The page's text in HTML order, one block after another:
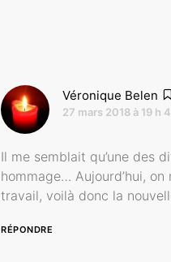
Véronique Belen
27 mars 2018 à 19 h
Il me semblait qu’une des
hommage… Aujourd’hui,
travail, voilà donc la
RÉPONDRE